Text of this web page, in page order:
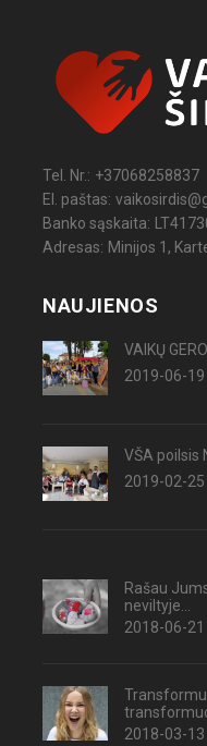
Tel. Nr.: +37068258837
El. paštas:
Banko sąskaita:
Adresas: Minijos 1,
NAUJIENOS
VAIKŲ
2019-06-19
VŠA poilsis
2019-02-25
Rašau
neviltyje...
2018-06-21
2018-03-13